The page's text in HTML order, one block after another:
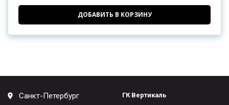
ДОБАВИТЬ В КОРЗИНУ
Санкт-Петербург
ГК Вертикаль